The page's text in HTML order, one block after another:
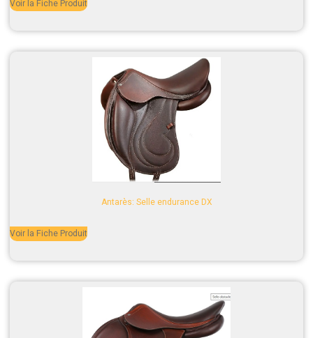
Voir la Fiche Produit
Antarès: Selle endurance DX
Voir la Fiche Produit